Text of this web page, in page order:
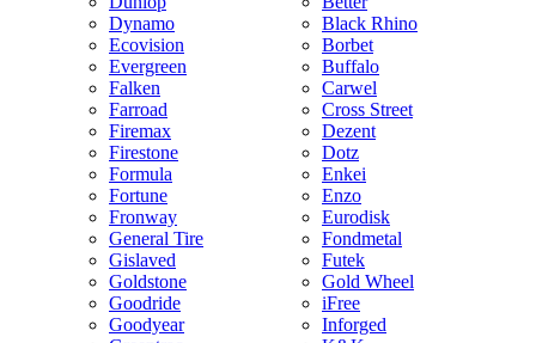
Dynamo
Ecovision
Evergreen
Falken
Farroad
Firemax
Firestone
Formula
Fortune
Fronway
General Tire
Gislaved
Goldstone
Goodride
Goodyear
Black Rhino
Borbet
Buffalo
Carwel
Cross Street
Dezent
Dotz
Enkei
Enzo
Eurodisk
Fondmetal
Futek
Gold Wheel
iFree
Inforged